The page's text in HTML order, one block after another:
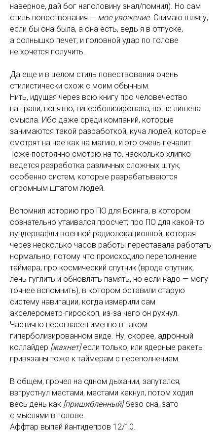
наверное, дай бог наполовину знал/помнил). Но сам
стиль повествования — мое увожение. Снимаю шляпу,
если бы она была, а она есть, ведь я в отпуске,
а солнышко печет, и головной удар по голове
не хочется получить.
Да еще и в целом стиль повествования очень
стилистически схож с моим обычным.
Нить, идущая через всю книгу про человечество
на грани, понятно, гиперболизирована, но не лишена
смысла. Ибо даже среди компаний, которые
занимаются такой разработкой, куча людей, которые
смотрят на нее как на магию, и это очень печалит.
Тоже постоянно смотрю на то, насколько хлипко
ведется разработка различных сложных штук,
особенно систем, которые разрабатываются
огромным штатом людей.
Вспомнил историю про ПО для Боинга, в котором
сознательно утаивался просчет; про ПО для какой-то
вундервафли военной радиолокационной, которая
через несколько часов работы переставала работать
нормально, потому что происходило переполнение
таймера; про космический спутник (вроде спутник,
лень гуглить и обновлять память, но если надо — могу
точнее вспомнить), в котором оставили старую
систему навигации, когда измерили сам
акселерометр-гироскоп, из-за чего он рухнул.
Частично несогласен именно в таком
гиперболизированном виде. Ну, скорее, адронный
коллайдер [жахнет]если только, или ядерные ракеты
привязаны тоже к таймерам с переполнением.
В общем, прочел на одном дыхании, запутался,
взгрустнул местами, местами кекнул, потом ходил
весь день как [пришибленный]безо сна, зато
с мыслями в голове.
Аффтар выпей йантидепров 12/10.